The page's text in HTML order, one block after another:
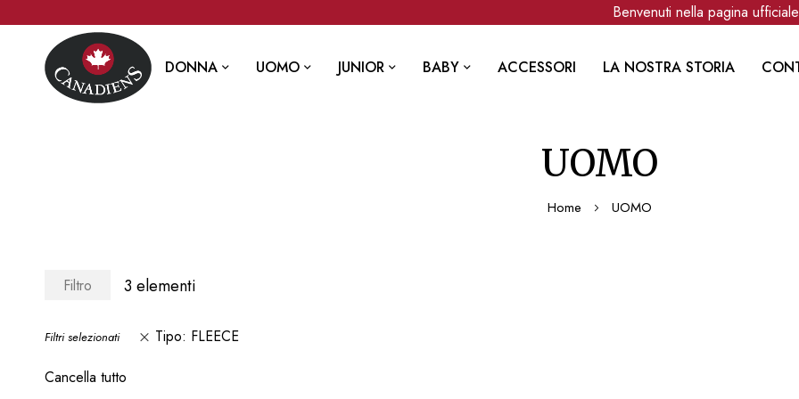
Benvenuti nella pagina ufficiale
DONNA UOMO JUNIOR BABY ACCESSORI LA NOSTRA STORIA
UOMO
Home UOMO
Filtri selezionati Tipo FLEECE
Cancella tutto
Filtro 3 elementi